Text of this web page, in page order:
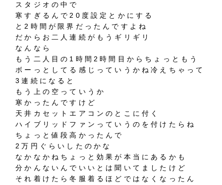
スタジオの中で
寒すぎるんで20度設定とかにする
と2時間が限界だったんですよね
だからお二人連続がもうギリギリ
なんなら
もう二人目の1時間2時間目からちょっともう
ボーっとしてる感じっていうかね冷えちゃって
3連続になると
もう上の空っていうか
寒かったんですけど
天井カセットエアコンのとこに付く
ハイブリッドファンっていうのを付けたらね
ちょっと値段高かったんで
2万円ぐらいしたのかな
なかなかねちょっと効果が本当にあるかも
分かんないんでいいとは聞いてましたけど
それ着けたら冬服着るほどではなくなったん